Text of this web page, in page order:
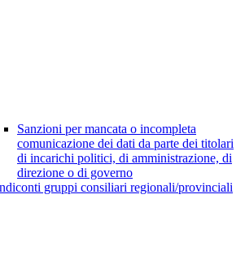
Sanzioni per mancata o incompleta
comunicazione dei dati da parte dei titolari
di incarichi politici, di amministrazione, di
direzione o di governo
gruppi consiliari regionali/provinciali